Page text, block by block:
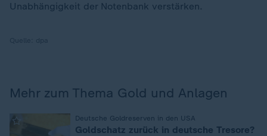
Unabhängigkeit der Notenbank verstärken.
Mehr zum Thema Gold und Anlagen
Deutsche Goldreserven in den USA
:
Goldschatz zurück in deutsche Tresore?